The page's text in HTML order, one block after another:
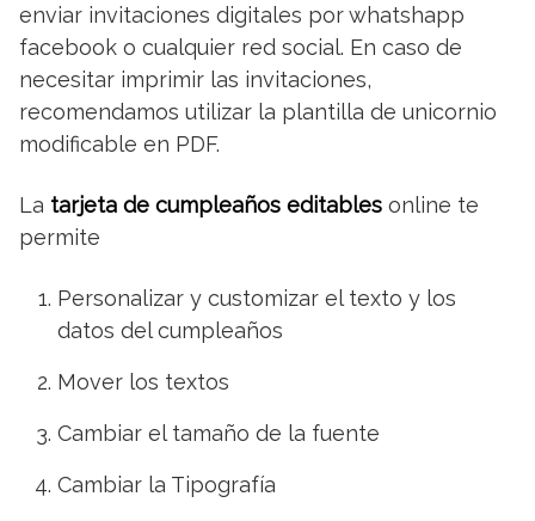
enviar invitaciones digitales por whatshapp
facebook o cualquier red social. En caso de
necesitar imprimir las invitaciones,
recomendamos utilizar la plantilla de unicornio
modificable en PDF.
La tarjeta de cumpleaños editables online te
permite
Personalizar y customizar el texto y los
datos del cumpleaños
Mover los textos
Cambiar el tamaño de la fuente
Cambiar la Tipografía